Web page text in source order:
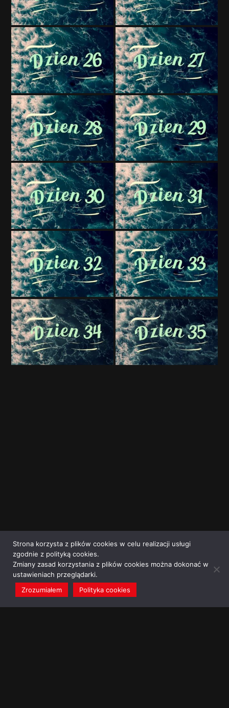
Strona korzysta z plików cookies w celu realizacji usługi
zgodnie z polityką cookies.
Zmiany zasad korzystania z plików cookies można dokonać w
ustawieniach przeglądarki.
Zrozumiałem
Polityka cookies